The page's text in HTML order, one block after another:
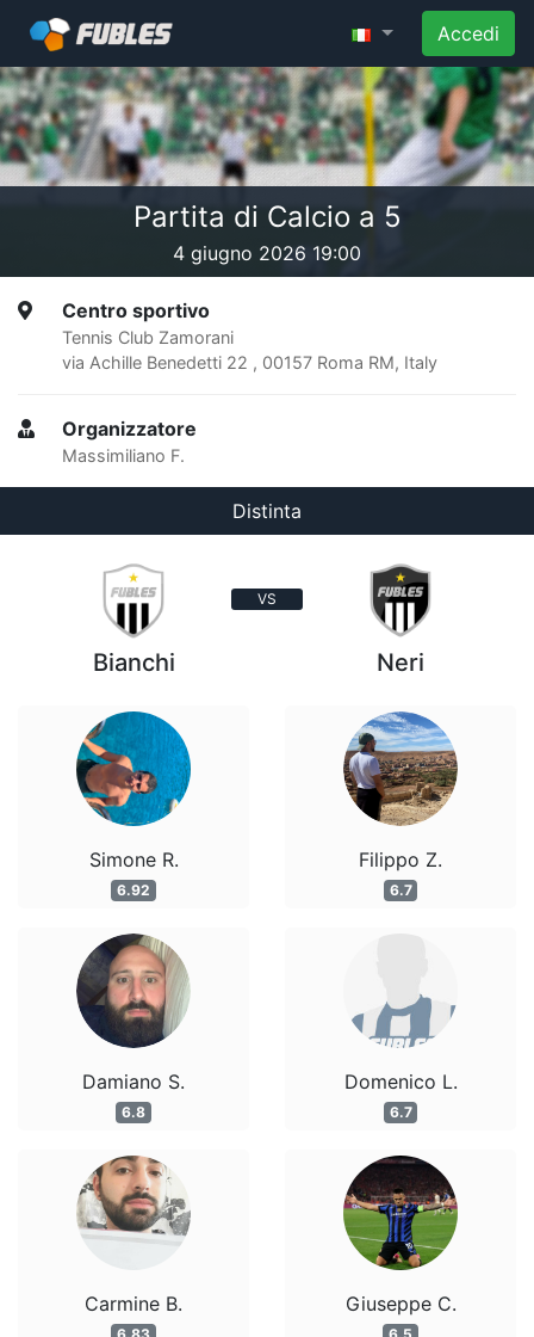
Accedi
Partita di Calcio a 5
4 giugno 2026 19:00
Centro sportivo
Tennis Club Zamorani
via Achille Benedetti 22 , 00157 Roma RM, Italy
Organizzatore
Massimiliano F.
Distinta
VS
Bianchi
Simone R.
6.92
Damiano S.
6.8
Carmine B.
Neri
Filippo Z.
6.7
Domenico L.
6.7
Giuseppe C.